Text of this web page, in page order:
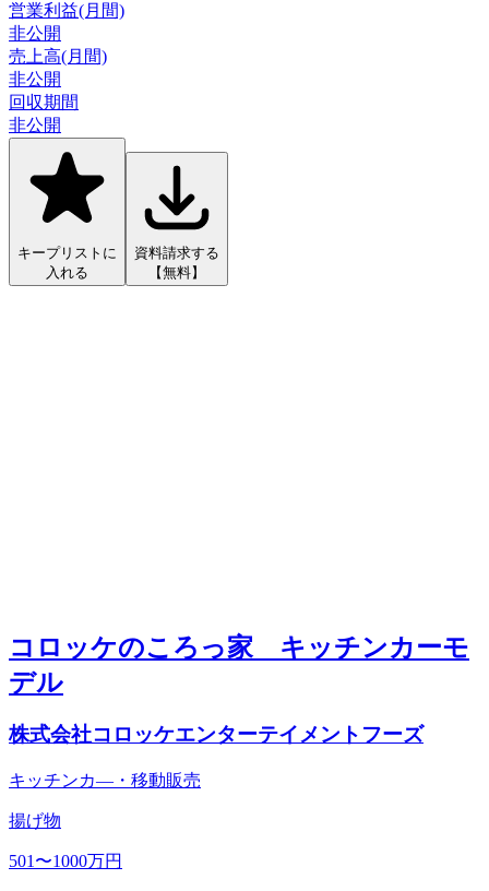
営業利益(月間)
非公開
売上高(月間)
非公開
回収期間
非公開
キープリストに
入れる
資料請求する
【無料】
コロッケのころっ家 キッチンカーモ
デル
株式会社コロッケエンターテイメントフーズ
キッチンカ―・移動販売
揚げ物
501〜1000万円